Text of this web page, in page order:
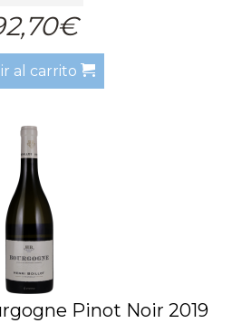
al carrito
Pinot Noir 2019